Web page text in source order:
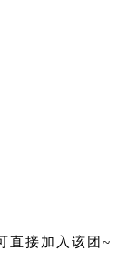
直接加入该团~